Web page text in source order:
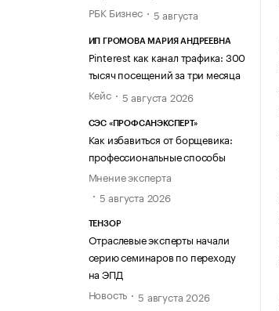
РБК Бизнес
5 августа
ИП ГРОМОВА МАРИЯ АНДРЕЕВНА
Pinterest как канал трафика: 300
тысяч посещений за три месяца
Кейс
5 августа 2026
СЭС «ПРОФСАНЭКСПЕРТ»
Как избавиться от борщевика:
профессиональные способы
Мнение эксперта
5 августа 2026
ТЕНЗОР
Отраслевые эксперты начали
серию семинаров по переходу
на ЭПД
Новость
5 августа 2026